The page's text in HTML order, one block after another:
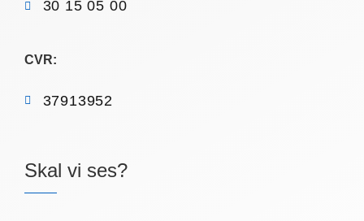
30 15 05 00
CVR:
37913952
Skal vi ses?